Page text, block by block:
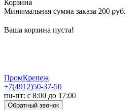
Корзина
Минимальная сумма заказа 200 руб.
Ваша корзина пуста!
ПромКрепеж
+7(4912)50-37-50
пн-пт: с 8:00 до 17:00
Обратный звонок